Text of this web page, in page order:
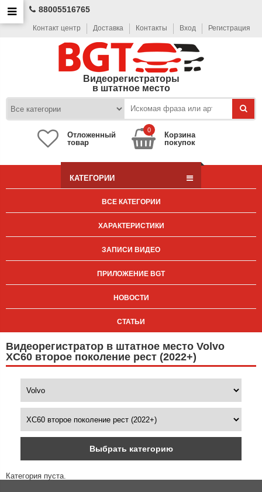
88005516765
Контакт центр Доставка Контакты Вход Регистрация
Видеорегистраторы
в штатное место
Отложенный
товар
0
Корзина
покупок
КАТЕГОРИИ
ВСЕ КАТЕГОРИИ
ХАРАКТЕРИСТИКИ
ЗАПИСИ ВИДЕО
ПРИЛОЖЕНИЕ BGT
НОВОСТИ
СТАТЬИ
Видеорегистратор в штатное место Volvo
XC60 второе поколение рест (2022+)
Выбрать категорию
Категория пуста.